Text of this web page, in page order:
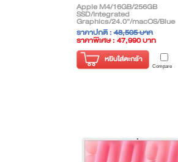
Apple M4/16GB/256GB
SSD/Integrated
Graphics/24.0"/macOS/Blue
ราคาปกติ :48,505 บาท
ราคาพิเศษ : 47,990 บาท
( ราคาไม่รวมภาษี )
หยิบใส่ตะกร้า
Compare